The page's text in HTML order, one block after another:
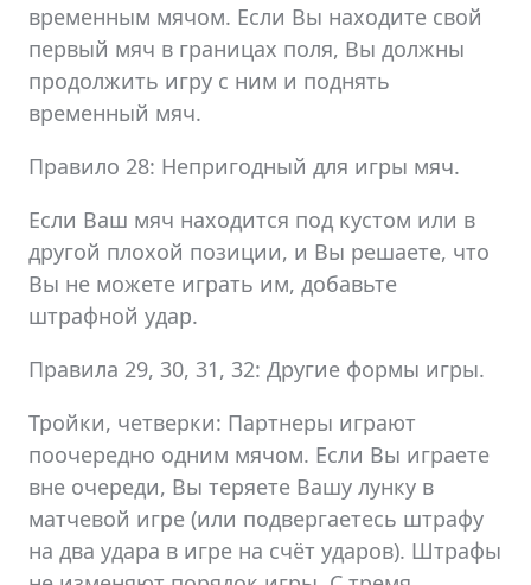
временным мячом. Если Вы находите свой
первый мяч в границах поля, Вы должны
продолжить игру с ним и поднять
временный мяч.
Правило 28: Непригодный для игры мяч.
Если Ваш мяч находится под кустом или в
другой плохой позиции, и Вы решаете, что
Вы не можете играть им, добавьте
штрафной удар.
Правила 29, 30, 31, 32: Другие формы игры.
Тройки, четверки: Партнеры играют
поочередно одним мячом. Если Вы играете
вне очереди, Вы теряете Вашу лунку в
матчевой игре (или подвергаетесь штрафу
на два удара в игре на счёт ударов). Штрафы